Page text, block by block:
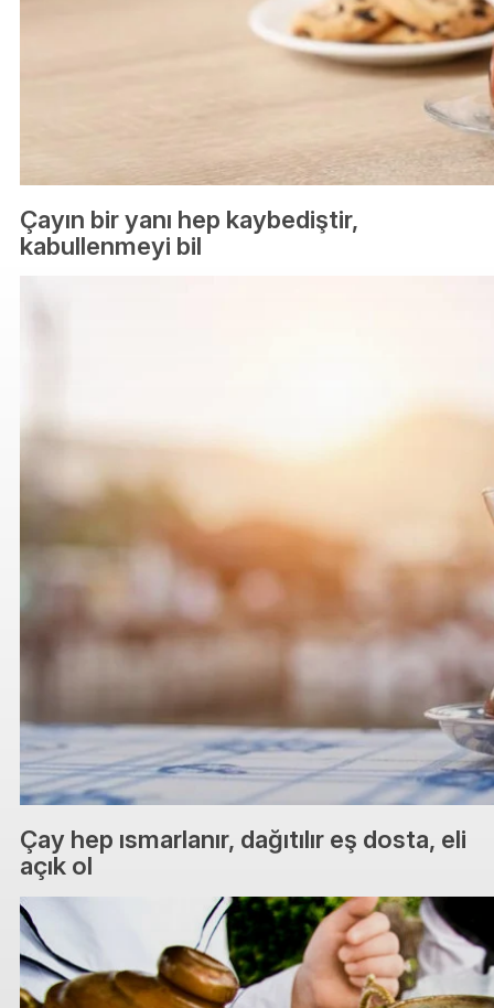
Çayın bir yanı hep kaybediştir,
kabullenmeyi bil
Çay hep ısmarlanır, dağıtılır eş dosta, eli
açık ol